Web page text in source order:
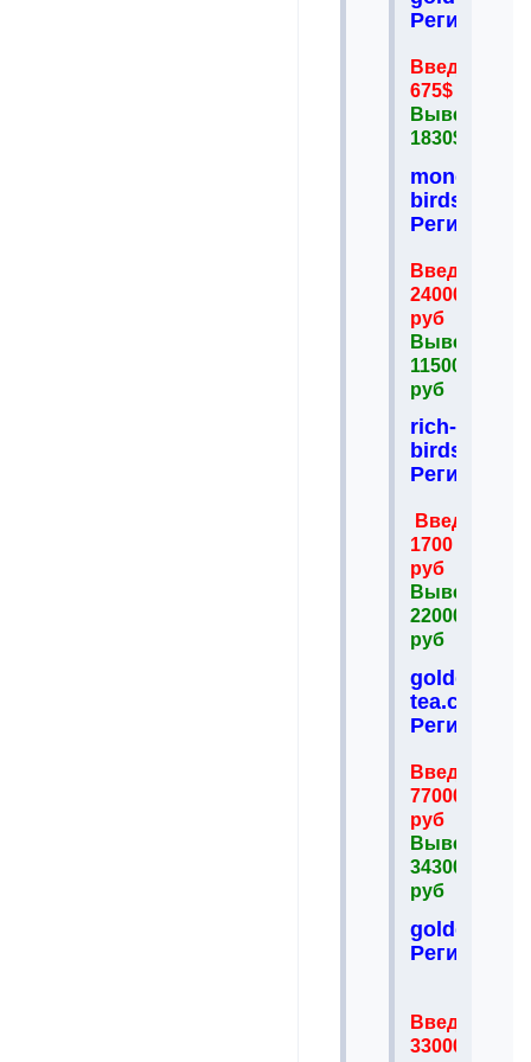
Введено
675$
Вывел
1830$
money-
birds.es
Введено
24000
руб
Вывел
115000
руб
rich-
birds.com
Введено
1700
руб
Вывел
22000
руб
golden-
tea.com
Введено
77000
руб
Вывел
343000
руб
Введено
33000